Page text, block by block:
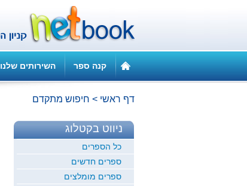
קנה ספר השירותים שלנו
דף ראשי > חיפוש מתקדם
ניווט בקטלוג
כל הספרים
ספרים חדשים
ספרים מומלצים